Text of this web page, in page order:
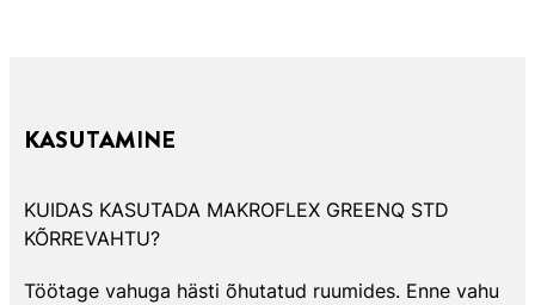
KASUTAMINE
KUIDAS KASUTADA MAKROFLEX GREENQ STD
KÕRREVAHTU?
Töötage vahuga hästi õhutatud ruumides. Enne vahu